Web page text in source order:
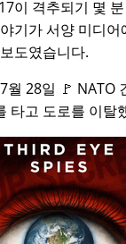
이 격추되기 몇
기가 서양 미디
도였습니다.
28일 🚩 NATO
타고 도로를 이탈